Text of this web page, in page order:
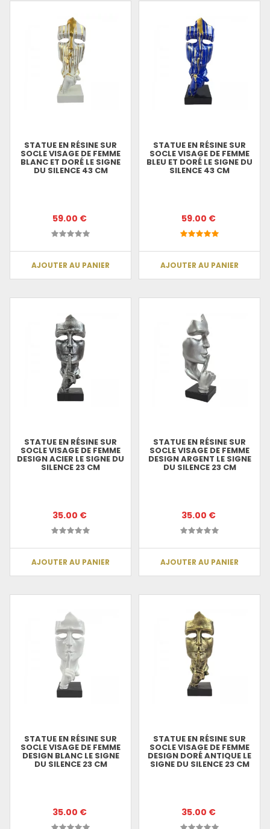
STATUE EN RÉSINE SUR
SOCLE VISAGE DE FEMME
BLANC ET DORÉ LE SIGNE
DU SILENCE 43 CM
59.00 €
AJOUTER AU PANIER
STATUE EN RÉSINE SUR
SOCLE VISAGE DE FEMME
BLEU ET DORÉ LE SIGNE DU
SILENCE 43 CM
59.00 €
AJOUTER AU PANIER
STATUE EN RÉSINE SUR
SOCLE VISAGE DE FEMME
DESIGN ACIER LE SIGNE DU
SILENCE 23 CM
35.00 €
AJOUTER AU PANIER
STATUE EN RÉSINE SUR
SOCLE VISAGE DE FEMME
DESIGN ARGENT LE SIGNE
DU SILENCE 23 CM
35.00 €
AJOUTER AU PANIER
STATUE EN RÉSINE SUR
SOCLE VISAGE DE FEMME
DESIGN BLANC LE SIGNE
DU SILENCE 23 CM
35.00 €
STATUE EN RÉSINE SUR
SOCLE VISAGE DE FEMME
DESIGN DORÉ ANTIQUE LE
SIGNE DU SILENCE 23 CM
35.00 €